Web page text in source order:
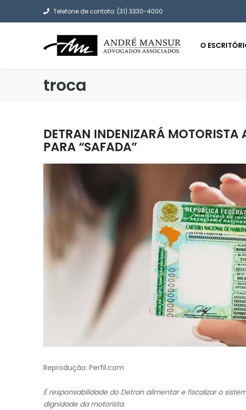
Telefone de contato: (31) 3330-4000
O
troca
DETRAN INDENIZARÁ
PARA “SAFADA”
Reprodução: Perfil.com
É responsabilidade do Detran alimentar e fiscalizar o
dignidade da motorista.